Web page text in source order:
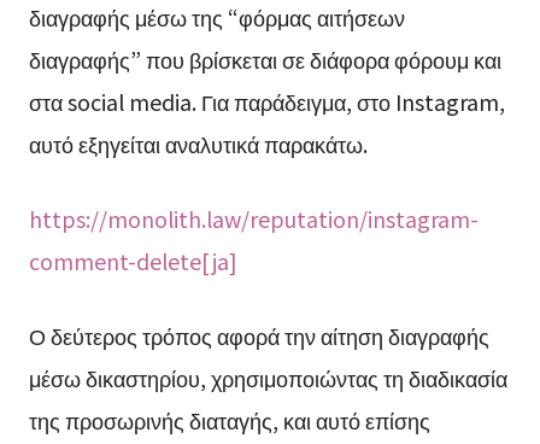
διαγραφής μέσω της “φόρμας αιτήσεων
διαγραφής” που βρίσκεται σε διάφορα φόρουμ και
στα social media. Για παράδειγμα, στο Instagram,
αυτό εξηγείται αναλυτικά παρακάτω.
https://monolith.law/reputation/instagram-
comment-delete[ja]
Ο δεύτερος τρόπος αφορά την αίτηση διαγραφής
μέσω δικαστηρίου, χρησιμοποιώντας τη διαδικασία
της προσωρινής διαταγής, και αυτό επίσης